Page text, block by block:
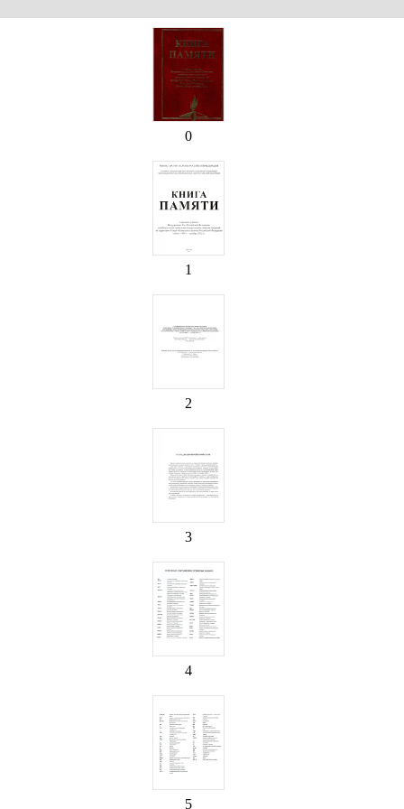
0
1
2
3
4
5